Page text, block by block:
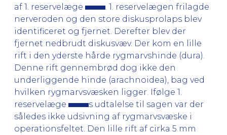
af 1. reservelæge
. 1. reservelægen frilagde
nerveroden og den store diskusprolaps blev
identificeret og fjernet. Derefter blev der
fjernet nedbrudt diskusvæv. Der kom en lille
rift i den yderste hårde rygmarvshinde (dura).
Denne rift gennembrød dog ikke den
underliggende hinde (arachnoidea), bag ved
hvilken rygmarvsvæsken ligger. Ifølge 1.
reservelæge
s udtalelse til sagen var der
således ikke udsivning af rygmarvsvæske i
operationsfeltet. Den lille rift af cirka 5 mm